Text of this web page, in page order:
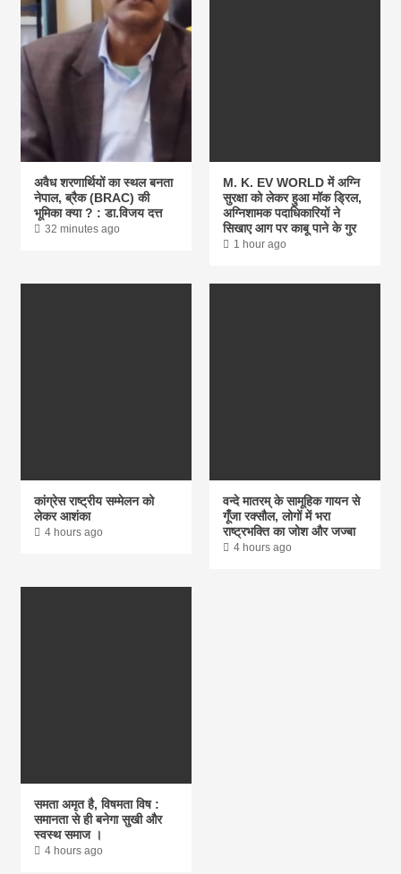
अवैध शरणार्थियों का स्थल बनता
नेपाल, ब्रैक (BRAC) की
भूमिका क्या ? : डा.विजय दत्त
32 minutes ago
M. K. EV WORLD में अग्नि
सुरक्षा को लेकर हुआ मॉक ड्रिल,
अग्निशामक पदाधिकारियों ने
सिखाए आग पर काबू पाने के गुर
1 hour ago
कांग्रेस राष्ट्रीय सम्मेलन को
लेकर आशंका
4 hours ago
वन्दे मातरम् के सामूहिक गायन से
गूंँजा रक्सौल, लोगों में भरा
राष्ट्रभक्ति का जोश और जज्बा
4 hours ago
समता अमृत है, विषमता विष :
समानता से ही बनेगा सुखी और
स्वस्थ समाज ।
4 hours ago